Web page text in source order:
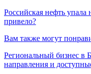
Российская нефть
привело?
Вам также могут
Региональный бизнес в
направления и